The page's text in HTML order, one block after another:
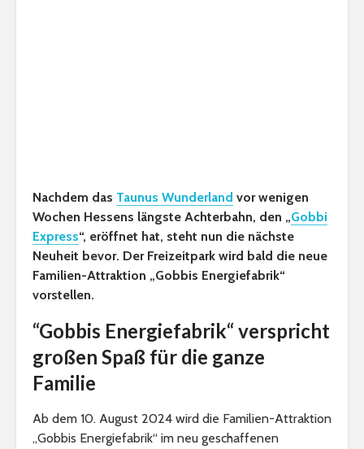
Nachdem das Taunus Wunderland vor wenigen
Wochen Hessens längste Achterbahn, den „Gobbi
Express“, eröffnet hat, steht nun die nächste
Neuheit bevor. Der Freizeitpark wird bald die neue
Familien-Attraktion „Gobbis Energiefabrik“
vorstellen.
“Gobbis Energiefabrik“ verspricht
großen Spaß für die ganze
Familie
Ab dem 10. August 2024 wird die Familien-Attraktion
„Gobbis Energiefabrik“ im neu geschaffenen